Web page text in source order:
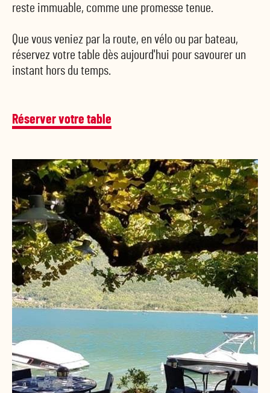
reste immuable, comme une promesse tenue.
Que vous veniez par la route, en vélo ou par bateau,
réservez votre table dès aujourd'hui pour savourer un
instant hors du temps.
Réserver votre table